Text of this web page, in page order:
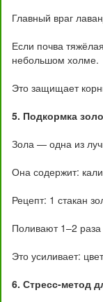
Главный враг
Если почва
небольшом холме.
Это защищает
5. Подкормка
Зола — одна из
Она содержит:
Рецепт: 1 стакан
Поливают 1–2 раза
Это усиливает:
6. Стресс-метод